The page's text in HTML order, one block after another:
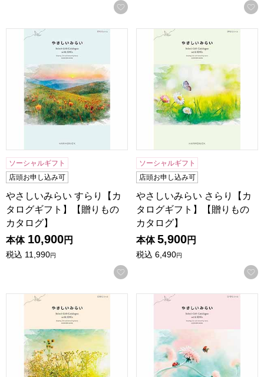
お気に入りに登録する
やさしいみらい すらり【カタログギフト】【贈りものカタ
ソーシャルギフト
店頭お申し込み可
やさしいみらい すらり【カ
タログギフト】【贈りもの
カタログ】
本体 10,900円
税込 11,990円
お気に入りに登録する
やさしいみらい さらり【カ
ソーシャルギフト
店頭お申し込み可
やさしいみらい さらり【カ
タログギフト】【贈りもの
カタログ】
本体 5,900円
税込 6,490円
やさしいみらい ふわり【カタログギフト】【贈りものカタ
やさしいみらい ひらり【カ